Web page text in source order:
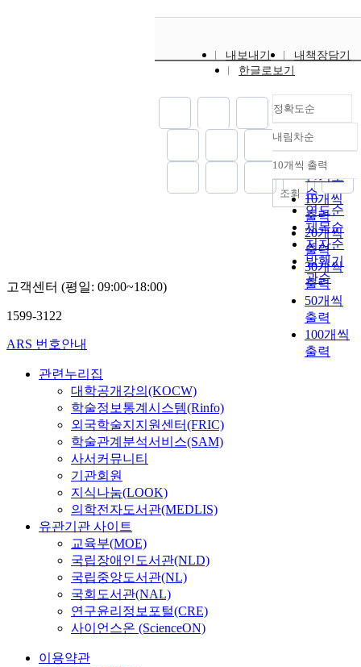
내보내기
내책장담기
한글로보기
정확도순
정확도
순
인기도
순
연도순
제목순
저자순
발행기
관순
내림차순
내림차순
10개씩 출력
10개씩
출력
20개씩
출력
30개씩
출력
50개씩
출력
100개씩
출력
조회
고객센터 (평일: 09:00~18:00)
1599-3122
ARS 번호안내
관련누리집
대학공개강의(KOCW)
학술정보통계시스템(Rinfo)
외국학술지지원센터(FRIC)
학술관계분석서비스(SAM)
사서커뮤니티
기관회원
지식나눔(LOOK)
의학전자도서관(MEDLIS)
유관기관 사이트
교육부(MOE)
국립장애인도서관(NLD)
국립중앙도서관(NL)
국회도서관(NAL)
연구윤리정보포털(CRE)
사이언스온 (ScienceON)
이용약관